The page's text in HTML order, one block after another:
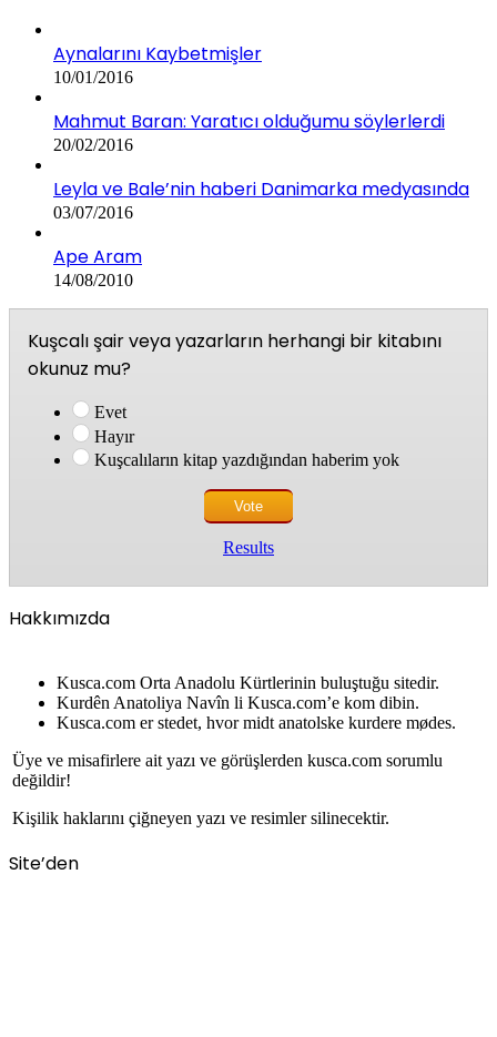
Aynalarını Kaybetmişler
10/01/2016
Mahmut Baran: Yaratıcı olduğumu söylerlerdi
20/02/2016
Leyla ve Bale’nin haberi Danimarka medyasında
03/07/2016
Ape Aram
14/08/2010
Kuşcalı şair veya yazarların herhangi bir kitabını
okunuz mu?
Evet
Hayır
Kuşcalıların kitap yazdığından haberim yok
Results
Hakkımızda
Kusca.com Orta Anadolu Kürtlerinin buluştuğu sitedir.
Kurdên Anatoliya Navîn li Kusca.com’e kom dibin.
Kusca.com er stedet, hvor midt anatolske kurdere mødes.
Üye ve misafirlere ait yazı ve görüşlerden kusca.com sorumlu
değildir!
Kişilik haklarını çiğneyen yazı ve resimler silinecektir.
Site’den